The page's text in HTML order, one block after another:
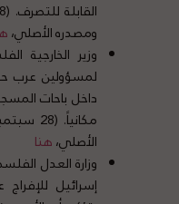
ومصدره الأصلي،
وزير الخارجية
لمسؤولين عرب
داخل باحات
الأصلي،هنا
وزارة العدل
إسرائيل